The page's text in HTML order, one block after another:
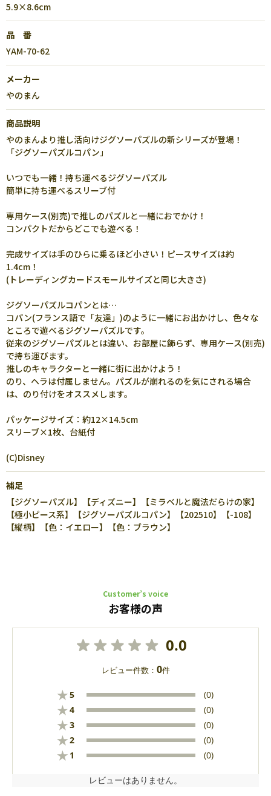
5.9×8.6cm
品 番
YAM-70-62
メーカー
やのまん
商品説明
やのまんより推し活向けジグソーパズルの新シリーズが登場！
「ジグソーパズルコパン」
いつでも一緒！持ち運べるジグソーパズル
簡単に持ち運べるスリーブ付
専用ケース(別売)で推しのパズルと一緒におでかけ！
コンパクトだからどこでも遊べる！
完成サイズは手のひらに乗るほど小さい！ピースサイズは約
1.4cm！
(トレーディングカードスモールサイズと同じ大きさ)
ジグソーパズルコパンとは…
コパン(フランス語で「友達」)のように一緒にお出かけし、色々な
ところで遊べるジグソーパズルです。
従来のジグソーパズルとは違い、お部屋に飾らず、専用ケース(別売)
で持ち運びます。
推しのキャラクターと一緒に街に出かけよう！
のり、ヘラは付属しません。パズルが崩れるのを気にされる場合
は、のり付けをオススメします。
パッケージサイズ：約12×14.5cm
スリーブ×1枚、台紙付
(C)Disney
補足
【ジグソーパズル】【ディズニー】【ミラベルと魔法だらけの家】
【極小ピース系】【ジグソーパズルコパン】【202510】【-108】
【縦柄】【色：イエロー】【色：ブラウン】
Customer’s voice
お客様の声
0.0
レビュー件数： 0件
★5 (0)
★4 (0)
★3 (0)
★2 (0)
★ 1 (0)
レビューはありません。